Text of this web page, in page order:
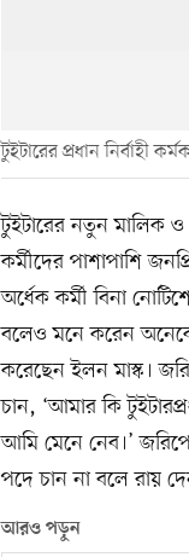
টুইটারের প্রধান নির্বাহী
টুইটারের নতুন মালিক ও
কর্মীদের পাশাপাশি
অর্ধেক কর্মী বিনা
বলেও মনে করেন
করেছেন ইলন মাস্ক।
চান, ‘আমার কি
আমি মেনে নেব।’
পদে চান না বলে রায়
আরও পড়ুন